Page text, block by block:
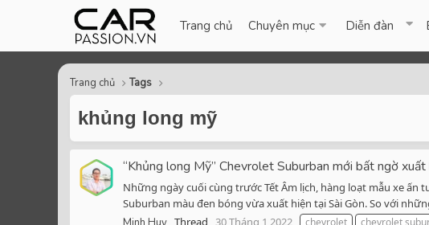
Trang chủ Chuyên mục Diễn đàn
Trang chủ Tags
khủng long mỹ
“Khủng long Mỹ” Chevrolet Suburban mới bất ngờ xuất
Những ngày cuối cùng trước Tết Âm lịch, hàng loạt mẫu xe
Suburban màu đen bóng vừa xuất hiện tại Sài Gòn. So với
Thread 30 Tháng 1 2022 chevrolet chevrolet